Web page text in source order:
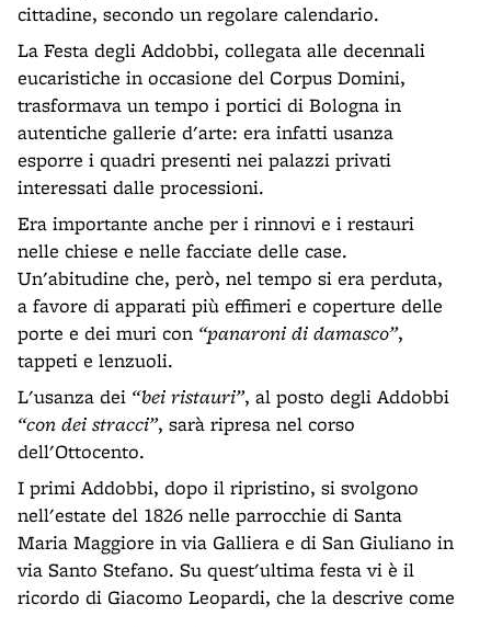
cittadine, secondo un regolare calendario.
La Festa degli Addobbi, collegata alle decennali
eucaristiche in occasione del Corpus Domini,
trasformava un tempo i portici di Bologna in
autentiche gallerie d'arte: era infatti usanza
esporre i quadri presenti nei palazzi privati
interessati dalle processioni.
Era importante anche per i rinnovi e i restauri
nelle chiese e nelle facciate delle case.
Un'abitudine che, però, nel tempo si era perduta,
a favore di apparati più effimeri e coperture delle
porte e dei muri con “panaroni di damasco”,
tappeti e lenzuoli.
L'usanza dei “bei ristauri”, al posto degli Addobbi
“con dei stracci”, sarà ripresa nel corso
dell'Ottocento.
I primi Addobbi, dopo il ripristino, si svolgono
nell'estate del 1826 nelle parrocchie di Santa
Maria Maggiore in via Galliera e di San Giuliano in
via Santo Stefano. Su quest'ultima festa vi è il
ricordo di Giacomo Leopardi, che la descrive come